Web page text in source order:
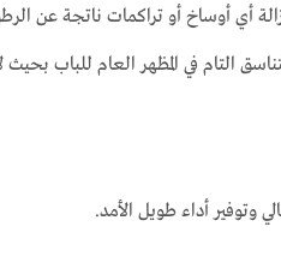
أي أوساخ أو تراكمات ناتجة عن
التام في المظهر العام للباب
أداء طويل الأمد.